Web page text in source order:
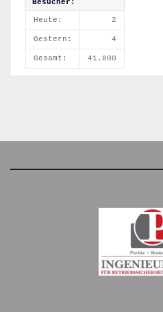
Besucher:
Heute: 2
Gestern: 4
Gesamt: 41.800